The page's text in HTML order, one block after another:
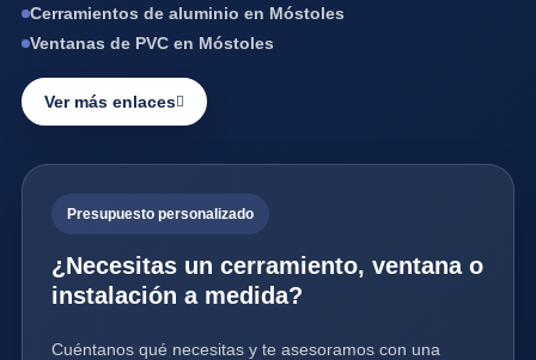
Cerramientos de aluminio en Móstoles
Ventanas de PVC en Móstoles
Ver más enlaces
Presupuesto personalizado
¿Necesitas un cerramiento, ventana o
instalación a medida?
Cuéntanos qué necesitas y te asesoramos con una